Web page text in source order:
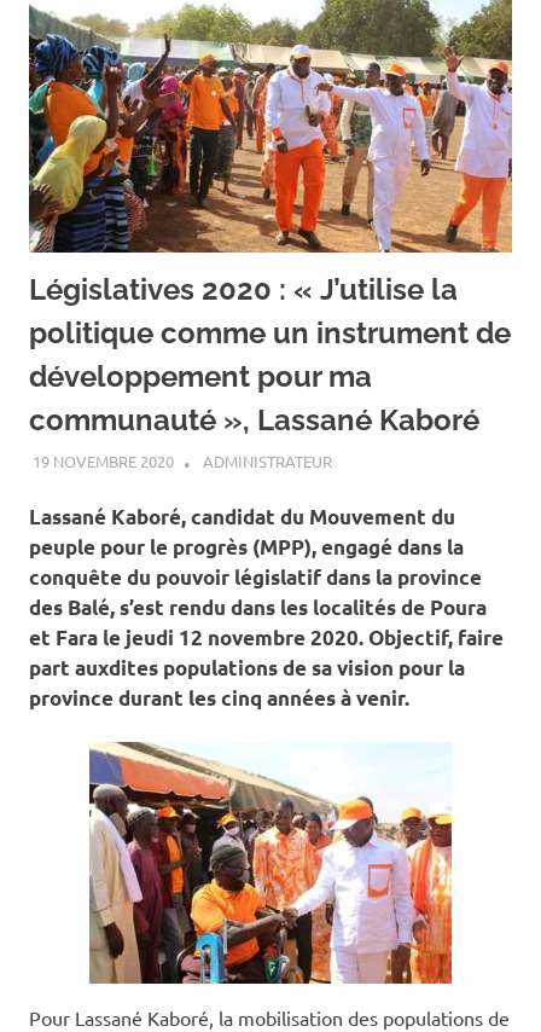
Législatives 2020 : « J’utilise la
politique comme un instrument de
développement pour ma
communauté », Lassané Kaboré
19 NOVEMBRE 2020 ADMINISTRATEURA LA UNE
NOVEMBRE 2020
Lassané Kaboré, candidat du Mouvement du
peuple pour le progrès (MPP), engagé dans la
conquête du pouvoir législatif dans la province
des Balé, s’est rendu dans les localités de Poura
et Fara le jeudi 12 novembre 2020. Objectif, faire
part auxdites populations de sa vision pour la
province durant les cinq années à venir.
Pour Lassané Kaboré, la mobilisation des populations de